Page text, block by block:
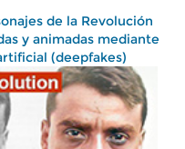
de la Revolución
y animadas mediante
(deepfakes)